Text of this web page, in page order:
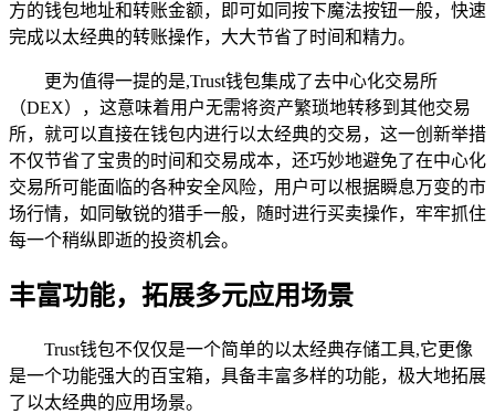
方的钱包地址和转账金额，即可如同按下魔法按钮一般，快速
完成以太经典的转账操作，大大节省了时间和精力。
更为值得一提的是,Trust钱包集成了去中心化交易所
（DEX），这意味着用户无需将资产繁琐地转移到其他交易
所，就可以直接在钱包内进行以太经典的交易，这一创新举措
不仅节省了宝贵的时间和交易成本，还巧妙地避免了在中心化
交易所可能面临的各种安全风险，用户可以根据瞬息万变的市
场行情，如同敏锐的猎手一般，随时进行买卖操作，牢牢抓住
每一个稍纵即逝的投资机会。
丰富功能，拓展多元应用场景
Trust钱包不仅仅是一个简单的以太经典存储工具,它更像
是一个功能强大的百宝箱，具备丰富多样的功能，极大地拓展
了以太经典的应用场景。